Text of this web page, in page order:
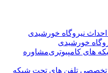
خورشیدی
مشاوره